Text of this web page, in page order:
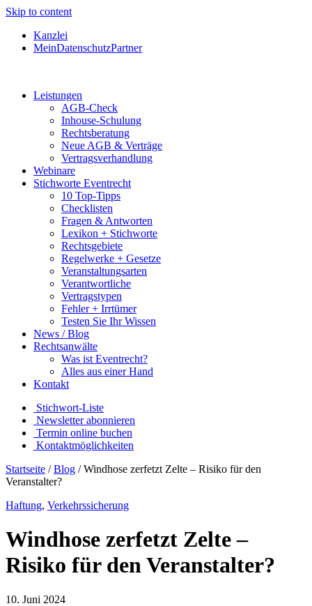
Skip to content
Kanzlei
MeinDatenschutzPartner
Leistungen
AGB-Check
Inhouse-Schulung
Rechtsberatung
Neue AGB & Verträge
Vertragsverhandlung
Webinare
Stichworte Eventrecht
10 Top-Tipps
Checklisten
Fragen & Antworten
Lexikon + Stichworte
Rechtsgebiete
Regelwerke + Gesetze
Veranstaltungsarten
Verantwortliche
Vertragstypen
Fehler + Irrtümer
Testen Sie Ihr Wissen
News / Blog
Rechtsanwälte
Was ist Eventrecht?
Alles aus einer Hand
Kontakt
Stichwort-Liste
Newsletter abonnieren
Termin online buchen
Kontaktmöglichkeiten
Startseite /Blog /Windhose zerfetzt Zelte – Risiko für den
Veranstalter?
Haftung, Verkehrssicherung
Windhose zerfetzt Zelte –
Risiko für den Veranstalter?
10. Juni 2024